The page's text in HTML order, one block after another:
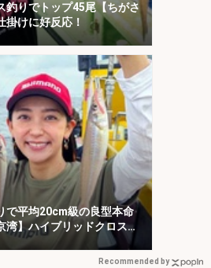
釣りでトップ45尾【ちがさ
掛けに好反応！
で平均20cm級の良型本命
湾】ハイブリッドクロスに
Recommended by